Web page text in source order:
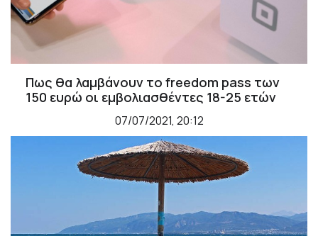
Πως θα λαμβάνουν το freedom pass των
150 ευρώ οι εμβολιασθέντες 18-25 ετών
07/07/2021, 20:12